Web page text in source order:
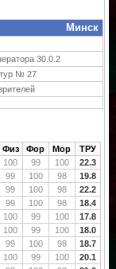
Минск
30.0.2
№ 27
Физ Фор Мор
ТРУ
100 99 100
22.3
99 100 98
19.8
99 100 98
22.2
99 100 98
18.4
100 99 100
17.8
100 99 100
18.0
99 100 98
18.7
100 99 100
20.1